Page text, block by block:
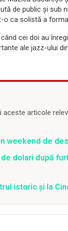
de public și sub
ca solistă a
cei doi au
ale jazz-ului
articole
weekend de
dolari după
istoric și la